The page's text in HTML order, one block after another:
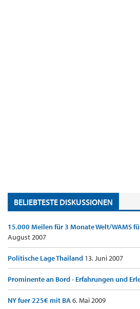
BELIEBTESTE DISKUSSIONEN
15.000 Meilen für 3 Monate Welt/WAMS
August 2007
Politische Lage Thailand 13. Juni 2007
Prominente an Bord - Erfahrungen und
NY fuer 225€ mit BA6. Mai 2009